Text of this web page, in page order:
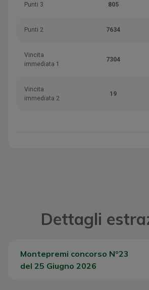
Punti 3 805
Punti 2 7634
Vincita
immediata 1
7304
Vincita
immediata 2
19
Dettagli
Montepremi concorso Nº23
del 25 Giugno 2026